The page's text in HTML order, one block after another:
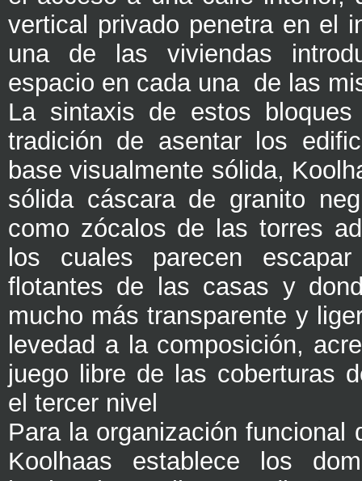
vertical privado penetra en el
una de las viviendas
espacio en cada una de las
La sintaxis de estos
tradición de asentar los
base visualmente sólida,
sólida cáscara de granito
como zócalos de las torres
los cuales parecen
flotantes de las casas y
mucho más transparente y
levedad a la composición,
juego libre de las coberturas
el tercer nivel
Para la organización funcional
Koolhaas establece los